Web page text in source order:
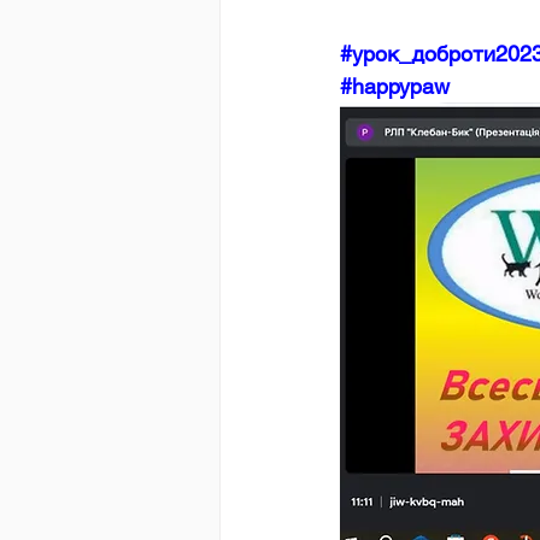
#happypaw